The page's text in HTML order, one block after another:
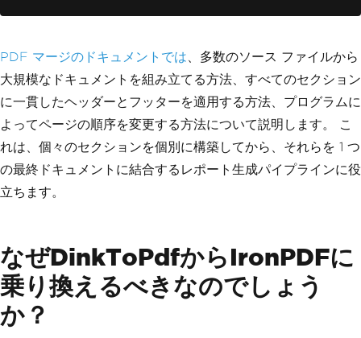
PDF マージのドキュメントでは 、多数のソース ファイルから
大規模なドキュメントを組み立てる方法、すべてのセクション
に一貫したヘッダーとフッターを適用する方法、プログラムに
よってページの順序を変更する方法について説明します。 こ
れは、個々のセクションを個別に構築してから、それらを 1 つ
の最終ドキュメントに結合するレポート生成パイプラインに役
立ちます。
なぜDinkToPdfからIronPDFに
乗り換えるべきなのでしょう
か？